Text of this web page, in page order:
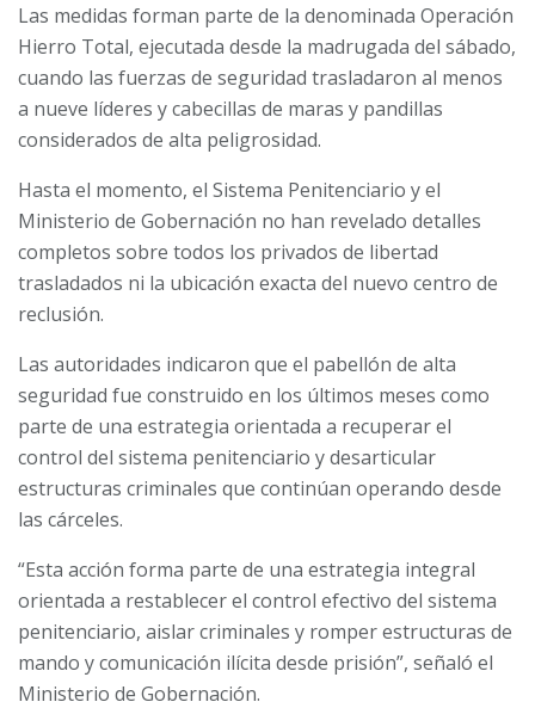
Las medidas forman parte de la denominada Operación
Hierro Total, ejecutada desde la madrugada del sábado,
cuando las fuerzas de seguridad trasladaron al menos
a nueve líderes y cabecillas de maras y pandillas
considerados de alta peligrosidad.
Hasta el momento, el Sistema Penitenciario y el
Ministerio de Gobernación no han revelado detalles
completos sobre todos los privados de libertad
trasladados ni la ubicación exacta del nuevo centro de
reclusión.
Las autoridades indicaron que el pabellón de alta
seguridad fue construido en los últimos meses como
parte de una estrategia orientada a recuperar el
control del sistema penitenciario y desarticular
estructuras criminales que continúan operando desde
las cárceles.
“Esta acción forma parte de una estrategia integral
orientada a restablecer el control efectivo del sistema
penitenciario, aislar criminales y romper estructuras de
mando y comunicación ilícita desde prisión”, señaló el
Ministerio de Gobernación.